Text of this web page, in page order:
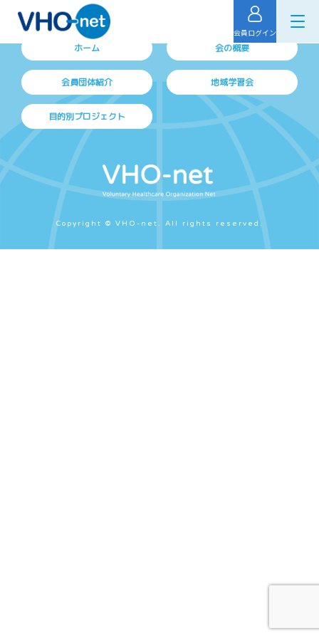
会員ログイン
ホーム 会の概要
会員団体紹介 地域学習会
目的別プロジェクト
Copyright © VHO-net. All rights reserved.